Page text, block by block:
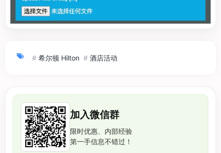
# 希尔顿 Hilton # 酒店活动
加入微信群
限时优惠、内部经验
第一手信息不错过！